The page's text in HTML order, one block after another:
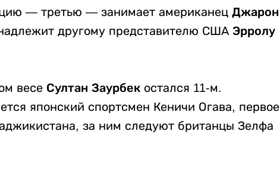
— третью — занимает американец Джарон
другому представителю США Эрролу
весе Султан Заурбек остался 11-м.
японский спортсмен Кеничи Огава, первое
за ним следуют британцы Зелфа